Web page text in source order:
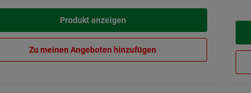
Produkt anzeigen
Zu meinen Angeboten hinzufügen